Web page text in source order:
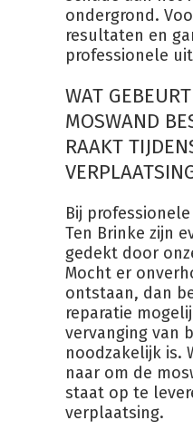
ondergrond.
resultaten en
professionele
WAT
MOSWAND
RAAKT
Bij
Ten Brinke zijn
gedekt door
Mocht er
ontstaan, dan
reparatie
vervanging van
noodzakelijk is.
naar om de
staat op te
verplaatsing.